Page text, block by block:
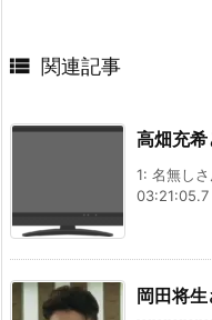
 関連記事
高畑充
1: 名無し
03:21:05.7
岡田将